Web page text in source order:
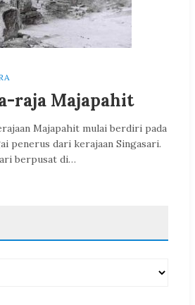
raja Majapahit
Majapahit mulai berdiri pada
penerus dari kerajaan Singasari.
berpusat di…